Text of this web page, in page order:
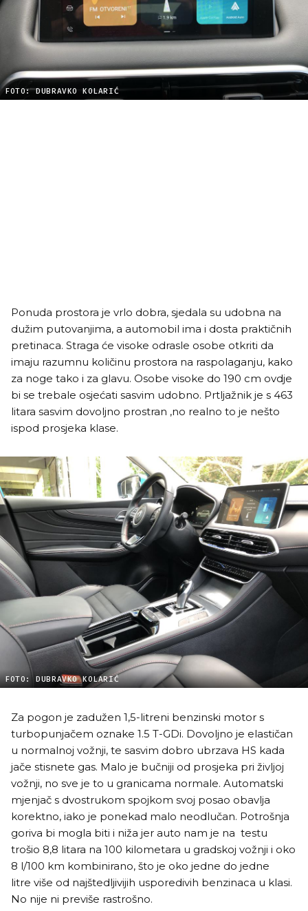
FOTO: DUBRAVKO KOLARIĆ
Ponuda prostora je vrlo dobra, sjedala su udobna na
dužim putovanjima, a automobil ima i dosta praktičnih
pretinaca. Straga će visoke odrasle osobe otkriti da
imaju razumnu količinu prostora na raspolaganju, kako
za noge tako i za glavu. Osobe visoke do 190 cm ovdje
bi se trebale osjećati sasvim udobno. Prtljažnik je s 463
litara sasvim dovoljno prostran ,no realno to je nešto
ispod prosjeka klase.
FOTO: DUBRAVKO KOLARIĆ
Za pogon je zadužen 1,5-litreni benzinski motor s
turbopunjačem oznake 1.5 T-GDi. Dovoljno je elastičan
u normalnoj vožnji, te sasvim dobro ubrzava HS kada
jače stisnete gas. Malo je bučniji od prosjeka pri življoj
vožnji, no sve je to u granicama normale. Automatski
mjenjač s dvostrukom spojkom svoj posao obavlja
korektno, iako je ponekad malo neodlučan. Potrošnja
goriva bi mogla biti i niža jer auto nam je na testu
trošio 8,8 litara na 100 kilometara u gradskoj vožnji i oko
8 l/100 km kombinirano, što je oko jedne do jedne
litre više od najštedljivijih usporedivih benzinaca u klasi.
No nije ni previše rastrošno.